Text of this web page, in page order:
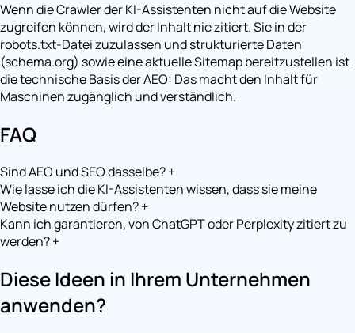
Wenn die Crawler der KI-Assistenten nicht auf die Website
zugreifen können, wird der Inhalt nie zitiert. Sie in der
robots.txt-Datei zuzulassen und strukturierte Daten
(schema.org) sowie eine aktuelle Sitemap bereitzustellen ist
die technische Basis der AEO: Das macht den Inhalt für
Maschinen zugänglich und verständlich.
FAQ
Sind AEO und SEO dasselbe?+
Wie lasse ich die KI-Assistenten wissen, dass sie meine
Website nutzen dürfen?+
Kann ich garantieren, von ChatGPT oder Perplexity zitiert zu
werden?+
Diese Ideen in Ihrem Unternehmen
anwenden?